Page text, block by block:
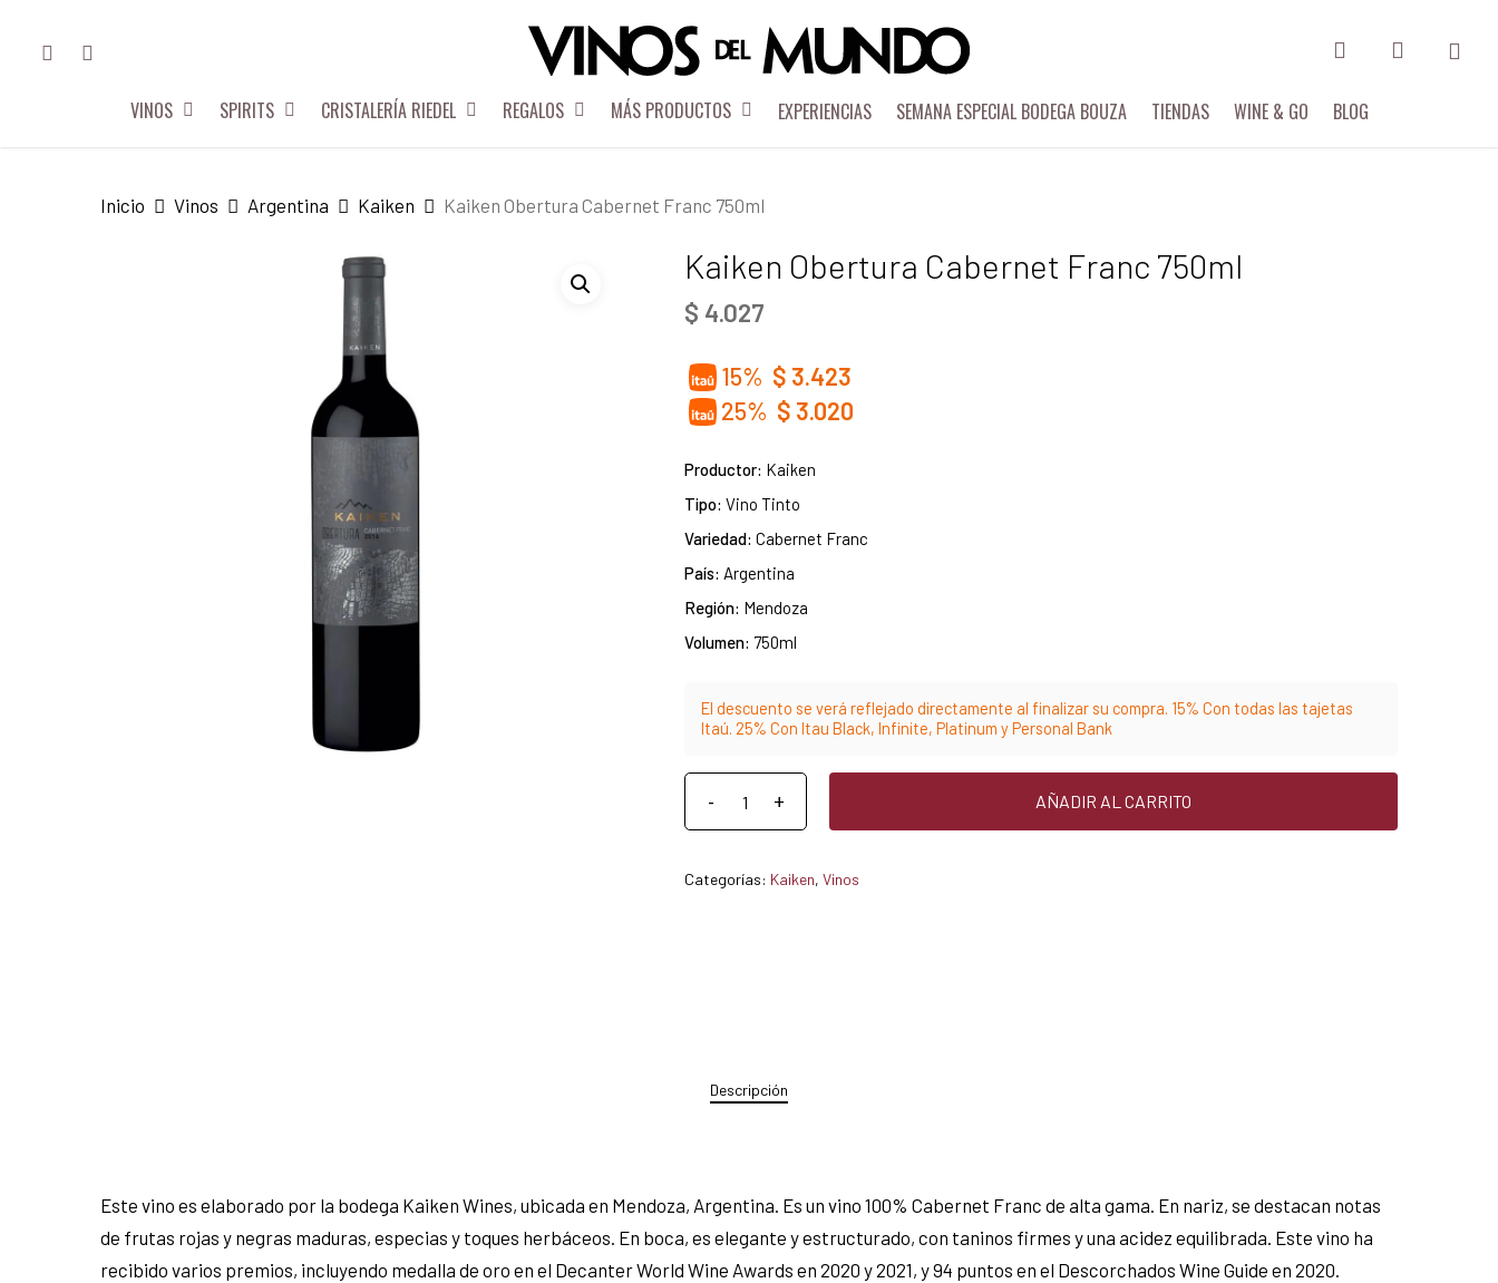
FACEBOOKINSTAGRAM
VINOS SPIRITS CRISTALERÍA RIEDEL REGALOS MÁS PRODUCTOS EXPERIENCIAS SEMANA ESPECIAL BODEGA BOUZA TIENDAS WINE & GO BLOG
Inicio Vinos Argentina Kaiken Kaiken Obertura Cabernet Franc 750ml
Kaiken Obertura Cabernet Franc 750ml
$ 4.027
15% $ 3.423
25% $ 3.020
Productor: Kaiken
Tipo: Vino Tinto
Variedad: Cabernet Franc
País: Argentina
Región: Mendoza
Volumen: 750ml
El descuento se verá reflejado directamente al finalizar su compra. 15% Con todas las tajetas
Itaú. 25% Con Itau Black, Infinite, Platinum y Personal Bank
AÑADIR AL CARRITO
Categorías: Kaiken, Vinos
Descripción
Este vino es elaborado por la bodega Kaiken Wines, ubicada en Mendoza, Argentina. Es un vino 100% Cabernet Franc de alta gama. En nariz, se destacan notas
de frutas rojas y negras maduras, especias y toques herbáceos. En boca, es elegante y estructurado, con taninos firmes y una acidez equilibrada. Este vino ha
recibido varios premios, incluyendo medalla de oro en el Decanter World Wine Awards en 2020 y 2021, y 94 puntos en el Descorchados Wine Guide en 2020.